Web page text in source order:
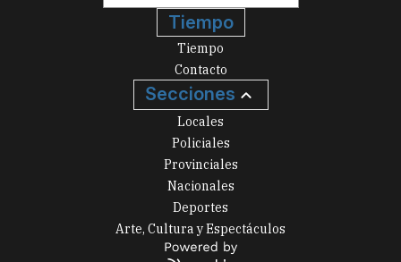
Tiempo
Tiempo
Contacto
Secciones
Locales
Policiales
Provinciales
Nacionales
Deportes
Arte, Cultura y Espectáculos